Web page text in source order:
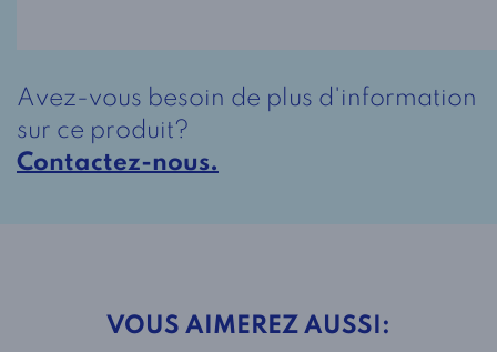
Bleu
Avez-vous besoin de plus d'information
sur ce produit?
Contactez-nous.
VOUS AIMEREZ AUSSI: